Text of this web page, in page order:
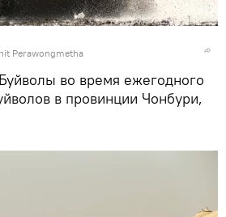
Perawongmetha
во время ежегодного
в провинции Чонбури,